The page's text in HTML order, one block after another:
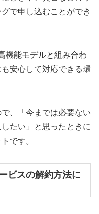
で申し込むことができ
機能モデルと組み合わ
安心して対応できる環
、「今までは必要ない
たい」と思ったときに
です。
ビスの解約方法に